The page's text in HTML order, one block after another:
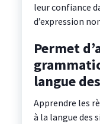
leur confiance
d’expression
Permet
langue
Apprendre les
à la langue des